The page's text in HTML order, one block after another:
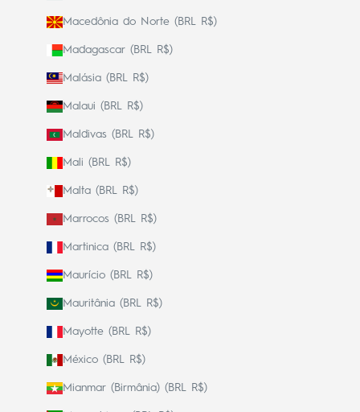
Macedônia do Norte (BRL R$)
Madagascar (BRL R$)
Malásia (BRL R$)
Malaui (BRL R$)
Maldivas (BRL R$)
Mali (BRL R$)
Malta (BRL R$)
Marrocos (BRL R$)
Martinica (BRL R$)
Maurício (BRL R$)
Mauritânia (BRL R$)
Mayotte (BRL R$)
México (BRL R$)
Mianmar (Birmânia) (BRL R$)